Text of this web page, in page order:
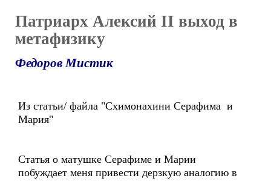
Патриарх Алексий II выход в
метафизику
Федоров Мистик
Из статьи/ файла "Схимонахини Серафима и
Мария"
Статья о матушке Серафиме и Марии
побуждает меня привести дерзкую аналогию в